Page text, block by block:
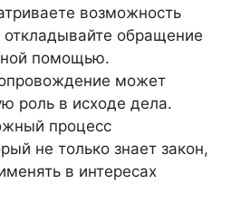
возможность
обращение
помощью.
может
роль в исходе дела.
процесс
не только знает закон,
в интересах